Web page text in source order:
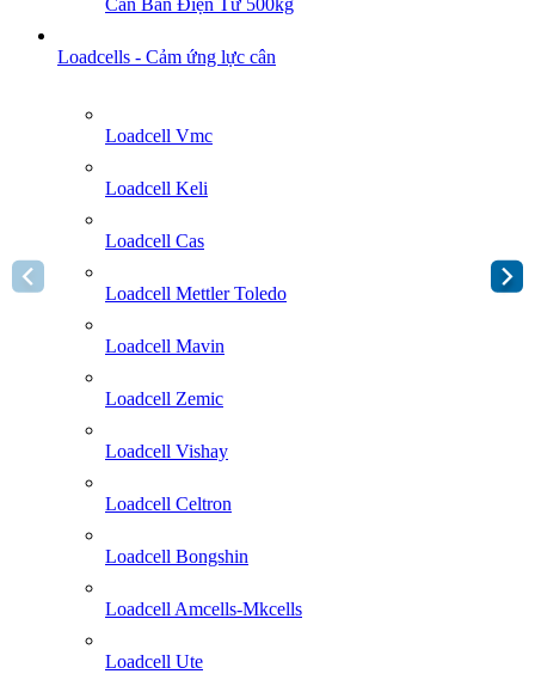
Cân Bàn Điện Tử 500kg
Loadcells - Cảm ứng lực cân
Loadcell Vmc
Loadcell Keli
Loadcell Cas
Loadcell Mettler Toledo
Loadcell Mavin
Loadcell Zemic
Loadcell Vishay
Loadcell Celtron
Loadcell Bongshin
Loadcell Amcells-Mkcells
Loadcell Ute